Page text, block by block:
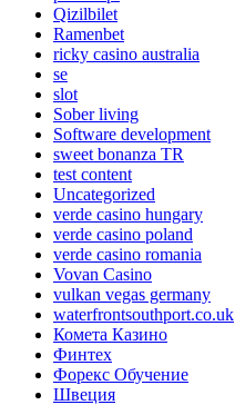
Qizilbilet
Ramenbet
ricky casino australia
se
slot
Sober living
Software development
sweet bonanza TR
test content
Uncategorized
verde casino hungary
verde casino poland
verde casino romania
Vovan Casino
vulkan vegas germany
waterfrontsouthport.co.uk
Комета Казино
Финтех
Форекс Обучение
Швеция